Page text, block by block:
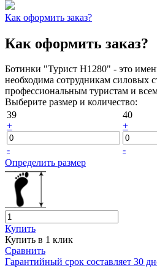
Как оформить заказ?
Как оформить заказ?
Ботинки "Турист Н1280" - это
необходима сотрудникам силовых
профессиональным туристам и
Выберите размер и количество:
39
+
-
40
+
-
Определить размер
Купить
Купить в 1 клик
Сравнить
Гарантийный срок составляет 30